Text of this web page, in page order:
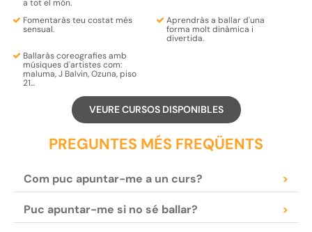
a tot el món.
Fomentaràs teu costat més
sensual.
Aprendràsa ballar d'una
forma moltdinàmica i
divertida.
Ballaràs coreografies amb
músiques d'artistes com:
maluma, J Balvin, Ozuna,piso
21...
VEURE CURSOS DISPONIBLES
PREGUNTES MÉS FREQÜENTS
Com puc apuntar-me a un curs? >
Puc apuntar-me si no sé ballar? >